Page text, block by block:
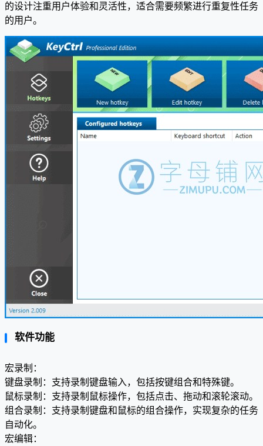
的设计注重用户体验和灵活性，适合需要频繁进行重复性任务
的用户。
软件功能
宏录制：
键盘录制：支持录制键盘输入，包括按键组合和特殊键。
鼠标录制：支持录制鼠标操作，包括点击、拖动和滚轮滚动。
组合录制：支持录制键盘和鼠标的组合操作，实现复杂的任务
自动化。
宏编辑：